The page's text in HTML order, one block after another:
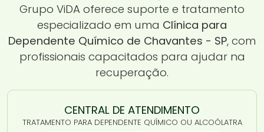
Grupo ViDA oferece suporte e tratamento
especializado em uma Clínica para
Dependente Químico de Chavantes - SP, com
profissionais capacitados para ajudar na
recuperação.
CENTRAL DE ATENDIMENTO
TRATAMENTO PARA DEPENDENTE QUÍMICO OU ALCOÓLATRA